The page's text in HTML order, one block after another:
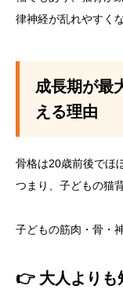
律神経が乱れやすく
成長期が最
える理由
骨格は20歳前後でほ
つまり、子どもの猫
子どもの筋肉・骨・
👉 大人よりも